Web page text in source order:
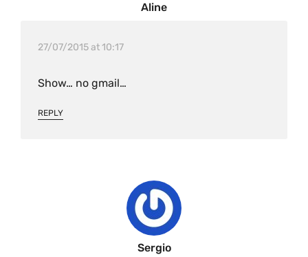
Aline
27/07/2015 at 10:17
Show… no gmail…
REPLY
Sergio